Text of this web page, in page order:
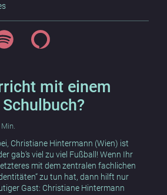
mit einem
Christiane Hintermann (Wien) ist
gab‘s viel zu viel Fußball! Wenn Ihr
mit dem zentralen fachlichen
zu tun hat, dann hilft nur
Gast: Christiane Hintermann